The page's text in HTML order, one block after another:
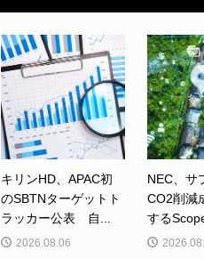
キリンHD、APAC初
のSBTNターゲットト
ラッカー公表 自...
2026.08.06
NEC、サ
CO2削減
する